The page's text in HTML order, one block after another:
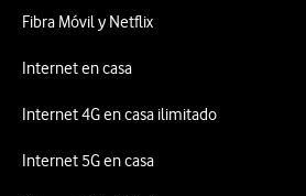
Fibra Móvil y Netflix
Internet en casa
Internet 4G en casa ilimitado
Internet 5G en casa